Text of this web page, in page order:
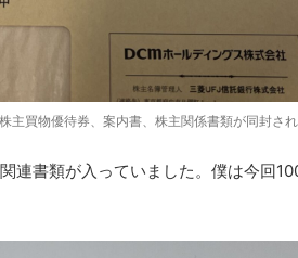
買物優待券、案内書、株主関係書類が同封され
連書類が入っていました。僕は今回